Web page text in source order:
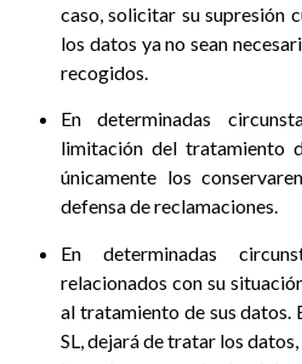
caso, solicitar su supresión
los datos ya no sean
recogidos.
En determinadas
limitación del tratamiento
únicamente los
defensa de reclamaciones.
En determinadas
relacionados con su
al tratamiento de sus datos.
SL, dejará de tratar los